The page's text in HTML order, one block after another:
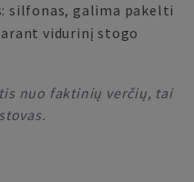
silfonas, galima pakelti
vidurinį stogo
nuo faktinių verčių, tai